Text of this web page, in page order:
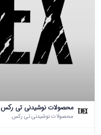
محصولات نوشیدنی تی رکس
محصولات نوشیدنی تی رکس